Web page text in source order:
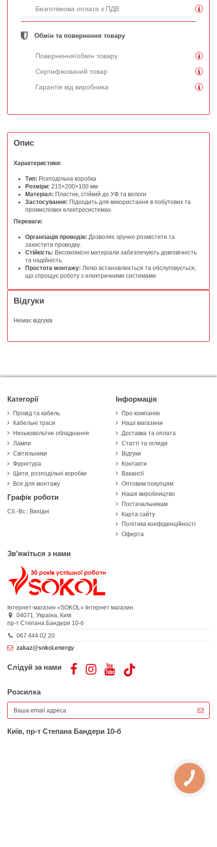
Безготівкова оплата з ПДВ
Обмін та повернення товару
Повернення/обмін товару
Сертифікований товар
Гарантія від виробника
Опис
Характеристики:
Тип: Розподільна коробка
Розміри: 215×200×100 мм
Матеріал: Пластик, стійкий до УФ та вологи
Застосування: Підходить для використання в побутових та
промислових електросистемах.
Переваги:
Організація проводів: Дозволяє зручно розмістити та
захистити проводку.
Стійкість: Високоякісні матеріали забезпечують довговічність
та надійність.
Простота монтажу: Легко встановлюється та обслуговується,
що спрощує роботу з електричними системами
Відгуки
Немає відгуків
Категорії
Провід та кабель
Кабельні траси
Низьковольтне обладнання
Лампи
Світильники
Фурнітура
Щити, розподільні коробки
Все для монтажу
Графік роботи
Сб.-Вс.: Вихідні
Інформація
Про компанію
Наші магазини
Доставка та оплата
Статті та огляди
Відгуки
Контакти
Вакансії
Оптовим покупцям
Наше виробництво
Постачальникам
Карта сайту
Політика конфіденційності
Оферта
Зв'яжіться з нами
Інтернет-магазин «SOKOL» Інтернет магазин
04071, Україна, Київ
пр-т Степана Бандери 10-б
067 444 02 20
zakaz@sokol.energy
Слідуй за нами
Розсилка
Київ, пр-т Степана Бандери 10-б